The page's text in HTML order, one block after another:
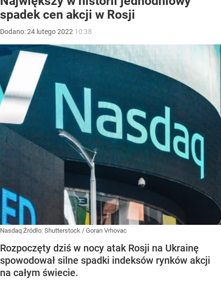
spadek cen akcji w Rosji
Dodano:24 lutego2022 10:38
Nasdaq Źródło: Shutterstock / Goran Vrhovac
Rozpoczęty dziś w nocy atak Rosji na Ukrainę
spowodował silne spadki indeksów rynków akcji
na całym świecie.